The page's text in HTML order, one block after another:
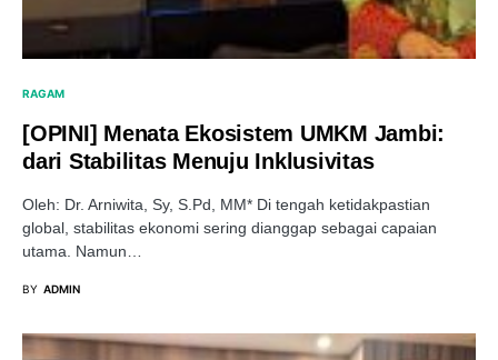
RAGAM
[OPINI] Menata Ekosistem UMKM Jambi:
dari Stabilitas Menuju Inklusivitas
Oleh: Dr. Arniwita, Sy, S.Pd, MM* Di tengah ketidakpastian
global, stabilitas ekonomi sering dianggap sebagai capaian
utama. Namun…
BY ADMIN